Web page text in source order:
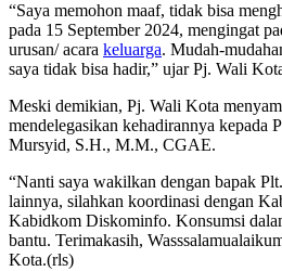
“Saya memohon maaf, tidak bisa
pada 15 September 2024, mengingat
urusan/ acara keluarga. Mudah-
saya tidak bisa hadir,” ujar Pj. Wali
Meski demikian, Pj. Wali Kota
mendelegasikan kehadirannya kepada
Mursyid, S.H., M.M., CGAE.
“Nanti saya wakilkan dengan bapak
lainnya, silahkan koordinasi dengan
Kabidkom Diskominfo. Konsumsi
bantu. Terimakasih,
Kota.(rls)